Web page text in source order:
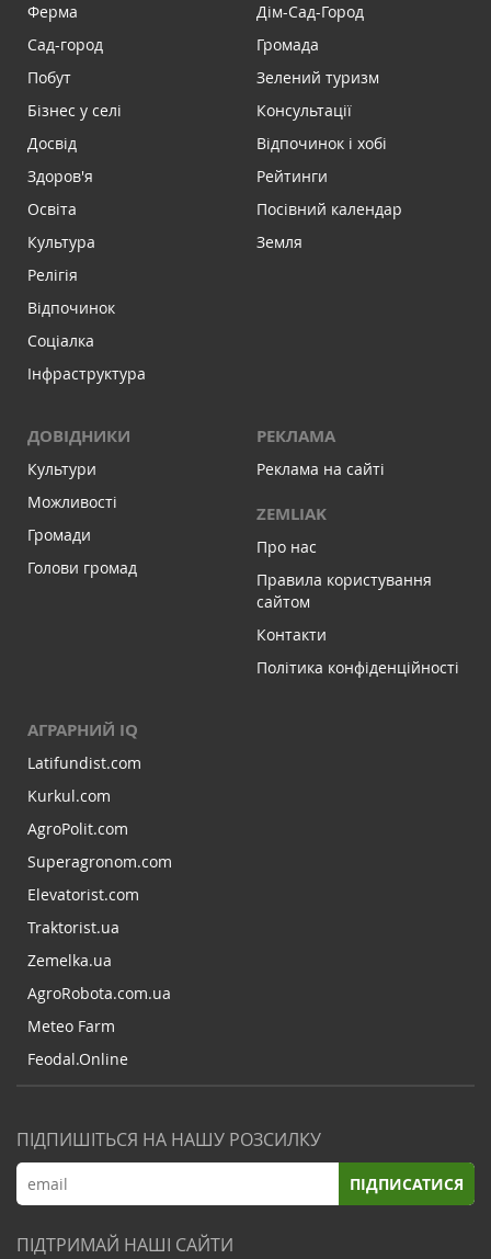
Ферма
Сад-город
Побут
Бізнес у селі
Досвід
Здоров'я
Освіта
Культура
Релігія
Відпочинок
Соціалка
Інфраструктура
Дім-Сад-Город
Громада
Зелений туризм
Консультації
Відпочинок і хобі
Рейтинги
Посівний календар
Земля
ДОВІДНИКИ
Культури
Можливості
Громади
Голови громад
РЕКЛАМА
Реклама на сайті
ZEMLIAK
Про нас
Правила користування
сайтом
Контакти
Політика конфіденційності
АГРАРНИЙ IQ
Latifundist.com
Kurkul.com
AgroPolit.com
Superagronom.com
Elevatorist.com
Traktorist.ua
Zemelka.ua
AgroRobota.com.ua
Meteo Farm
Feodal.Online
ПІДПИШІТЬСЯ НА НАШУ РОЗСИЛКУ
ПІДПИСАТИСЯ
ПІДТРИМАЙ НАШІ САЙТИ